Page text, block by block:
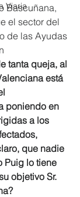
Viaria
Bascuñana,
el sector del
de las Ayudas
tanta queja, al
está
poniendo en
a los
que nadie
Puig lo tiene
objetivo Sr.